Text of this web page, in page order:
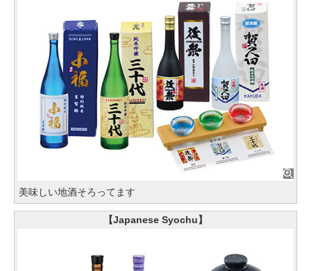
美味しい地酒そろってます
【Japanese Syochu】